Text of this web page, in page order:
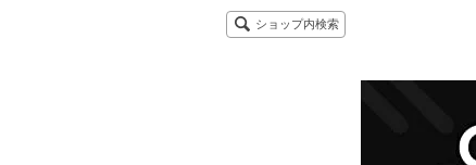
ショップ内検索